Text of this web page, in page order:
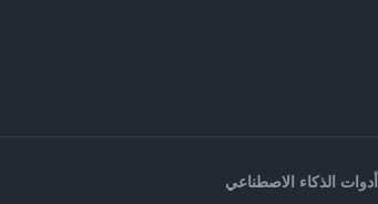
أدوات الذكاء الاصطناعي